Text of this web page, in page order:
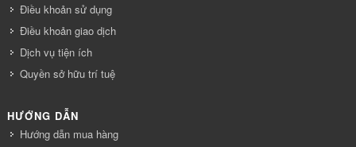
Điều khoản sử dụng
Điều khoản giao dịch
Dịch vụ tiện ích
Quyền sở hữu trí tuệ
HƯỚNG DẪN
Hướng dẫn mua hàng